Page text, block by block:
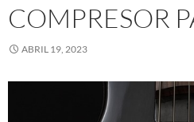
COMPRESOR
ABRIL 19, 2023